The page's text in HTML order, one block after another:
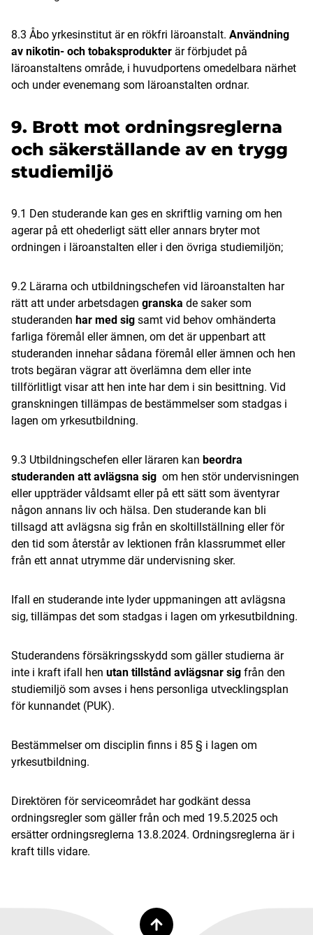
8.3 Åbo yrkesinstitut är en rökfri läroanstalt. Användning
av nikotin- och tobaksprodukter är förbjudet på
läroanstaltens område, i huvudportens omedelbara närhet
och under evenemang som läroanstalten ordnar.
9. Brott mot ordningsreglerna
och säkerställande av en trygg
studiemiljö
9.1 Den studerande kan ges en skriftlig varning om hen
agerar på ett ohederligt sätt eller annars bryter mot
ordningen i läroanstalten eller i den övriga studiemiljön;
9.2 Lärarna och utbildningschefen vid läroanstalten har
rätt att under arbetsdagen granska de saker som
studeranden har med sig samt vid behov omhänderta
farliga föremål eller ämnen, om det är uppenbart att
studeranden innehar sådana föremål eller ämnen och hen
trots begäran vägrar att överlämna dem eller inte
tillförlitligt visar att hen inte har dem i sin besittning. Vid
granskningen tillämpas de bestämmelser som stadgas i
lagen om yrkesutbildning.
9.3 Utbildningschefen eller läraren kan beordra
studeranden att avlägsna sig om hen stör undervisningen
eller uppträder våldsamt eller på ett sätt som äventyrar
någon annans liv och hälsa. Den studerande kan bli
tillsagd att avlägsna sig från en skoltillställning eller för
den tid som återstår av lektionen från klassrummet eller
från ett annat utrymme där undervisning sker.
Ifall en studerande inte lyder uppmaningen att avlägsna
sig, tillämpas det som stadgas i lagen om yrkesutbildning.
Studerandens försäkringsskydd som gäller studierna är
inte i kraft ifall hen utan tillstånd avlägsnar sig från den
studiemiljö som avses i hens personliga utvecklingsplan
för kunnandet (PUK).
Bestämmelser om disciplin finns i 85 § i lagen om
yrkesutbildning.
Direktören för serviceområdet har godkänt dessa
ordningsregler som gäller från och med 19.5.2025 och
ersätter ordningsreglerna 13.8.2024. Ordningsreglerna är i
kraft tills vidare.